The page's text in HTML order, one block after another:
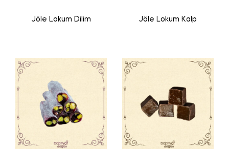
Jöle Lokum Dilim Jöle Lokum Kalp